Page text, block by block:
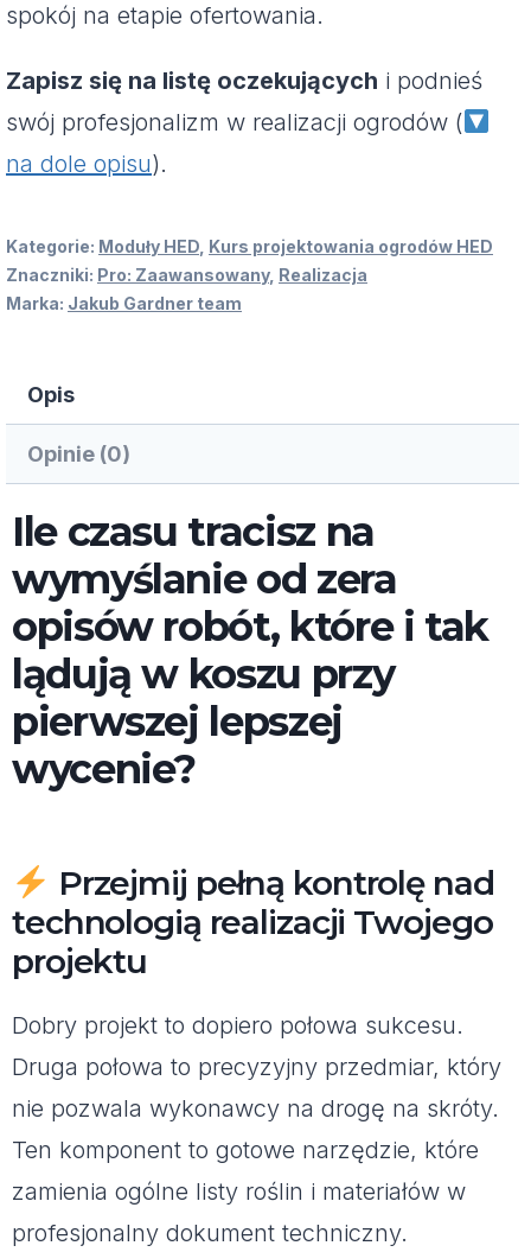
spokój na etapie ofertowania.
Zapisz się na listę oczekujących i podnieś
swój profesjonalizm w realizacji ogrodów (
na dole opisu).
Kategorie: Moduły HED Kurs projektowania ogrodów HED
Znaczniki: Pro: Zaawansowany, Realizacja
Marka: Jakub Gardner team
Opis
Opinie (0)
Ile czasu tracisz na
wymyślanie od zera
opisów robót, które i tak
lądują w koszu przy
pierwszej lepszej
wycenie?
Przejmij pełną kontrolę nad
technologią realizacji Twojego
projektu
Dobry projekt to dopiero połowa sukcesu.
Druga połowa to precyzyjny przedmiar, który
nie pozwala wykonawcy na drogę na skróty.
Ten komponent to gotowe narzędzie, które
zamienia ogólne listy roślin i materiałów w
profesjonalny dokument techniczny.